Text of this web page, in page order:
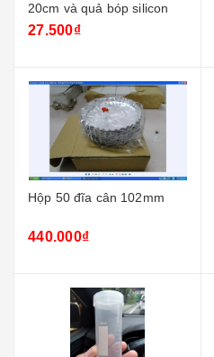
20cm và quả bóp silicon
27.500₫
Hộp 50 đĩa cân 102mm
440.000₫